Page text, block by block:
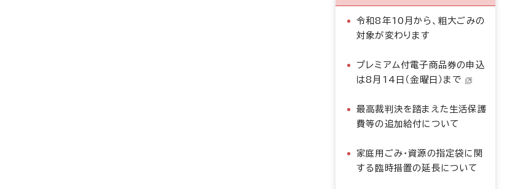
令和8年10月から、粗大ごみの
対象が変わります
プレミアム付電子商品券の申込
は8月14日（金曜日）まで
最高裁判決を踏まえた生活保護
費等の追加給付について
家庭用ごみ・資源の指定袋に関
する臨時措置の延長について